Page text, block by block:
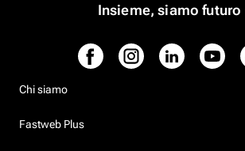
Insieme, siamo futuro
Chi siamo
Fastweb Plus